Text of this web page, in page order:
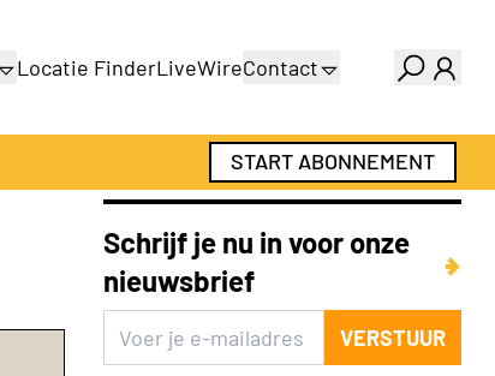
Locatie FinderLiveWireContact
Adverteren
Abonnementen
START ABONNEMENT
Schrijf je nu in voor onze
nieuwsbrief
VERSTUUR